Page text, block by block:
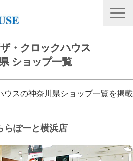
オリジナルウォッチ
ランキング
理・電池交換
ラインストア
・クロックハウス
ショップ一覧
ウスの神奈川県ショップ一覧を掲載
らぽーと横浜店